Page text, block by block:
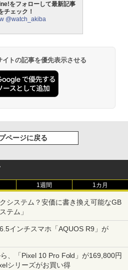
をフォローして最新記事
チェック！
@watch_akiba
トの記事を優先表示させる
ページに戻る
1週間 1カ月
システム？安価に書き換え可能なGB
テム」
インチスマホ「AQUOS R9」が
、「Pixel 10 Pro Fold」が169,800円
シリーズがお買い得